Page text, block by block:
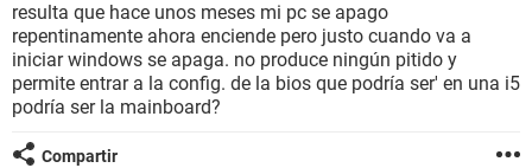
resulta que hace unos meses mi pc se apago
repentinamente ahora enciende pero justo cuando va a
iniciar windows se apaga. no produce ningún pitido y
permite entrar a la config. de la bios que podría ser' en una i5
podría ser la mainboard?
Compartir